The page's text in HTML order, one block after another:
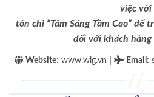
việc với
tôn chỉ “Tâm Sáng Tầm Cao” để
đối với khách hàng
Website: www.wig.vn Email :